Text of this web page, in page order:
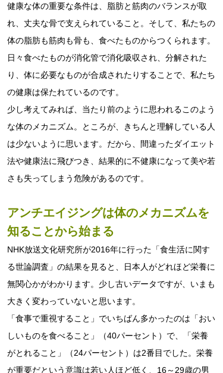
健康な体の重要な条件は、脂肪と筋肉のバランスが取
れ、丈夫な骨で支えられていること。そして、私たちの
体の脂肪も筋肉も骨も、食べたものからつくられます。
日々食べたものが消化管で消化吸収され、分解された
り、体に必要なものが合成されたりすることで、私たち
の健康は保たれているのです。
少し考えてみれば、当たり前のように思われるこのよう
な体のメカニズム。ところが、きちんと理解している人
は少ないように思います。だから、間違ったダイエット
法や健康法に飛びつき、結果的に不健康になって美や若
さも失ってしまう危険があるのです。
アンチエイジングは体のメカニズムを
知ることから始まる
NHK放送文化研究所が2016年に行った「食生活に関す
る世論調査」の結果を見ると、日本人がどれほど栄養に
無関心かがわかります。少し古いデータですが、いまも
大きく変わっていないと思います。
「食事で重視すること」でいちばん多かったのは「おい
しいものを食べること」（40パーセント）で、「栄養
がとれること」（24パーセント）は2番目でした。栄養
が重要だという意識は若い人ほど低く、16～29歳の男